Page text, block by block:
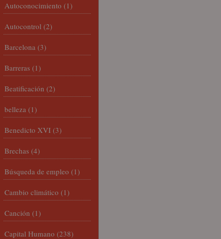
Autoconocimiento (1)
Autocontrol (2)
Barcelona (3)
Barreras (1)
Beatificación (2)
belleza (1)
Benedicto XVI (3)
Brechas (4)
Búsqueda de empleo (1)
Cambio climático (1)
Canción (1)
Capital Humano (238)